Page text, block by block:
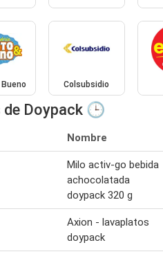
Colsubsidio
Doypack 🕒
Nombre
Milo activ-go bebida
achocolatada
doypack 320 g
Axion - lavaplatos
doypack